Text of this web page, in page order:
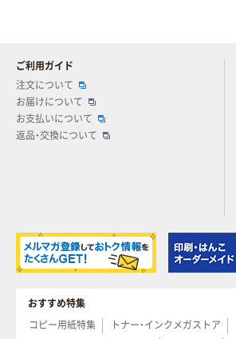
ご利用ガイド
注文について
お届けについて
お支払いについて
返品・交換について
おすすめ特集
コピー用紙特集
トナー・インクメガストア